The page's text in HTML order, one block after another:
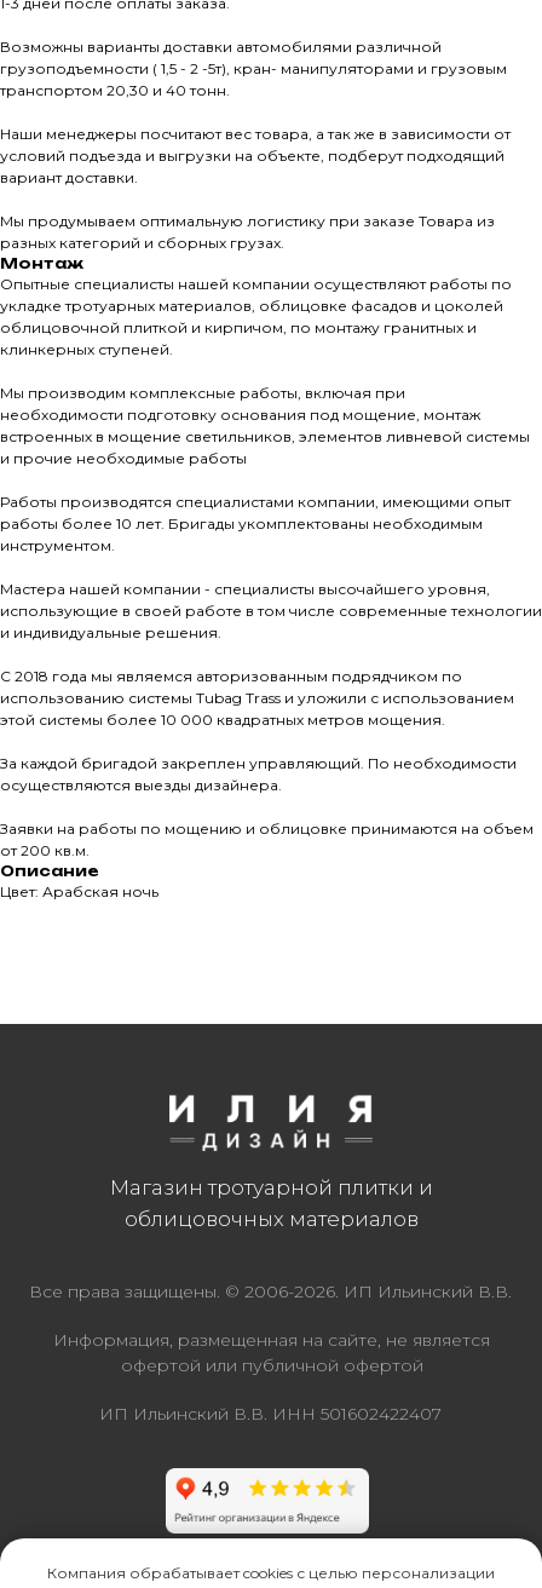
Возможны варианты доставки автомобилями различной
грузоподъемности ( 1,5 - 2 -5т), кран- манипуляторами и грузовым
транспортом 20,30 и 40 тонн.
Наши менеджеры посчитают вес товара, а так же в зависимости от
условий подъезда и выгрузки на объекте, подберут подходящий
вариант доставки.
Мы продумываем оптимальную логистику при заказе Товара из
разных категорий и сборных грузах.
Монтаж
Опытные специалисты нашей компании осуществляют работы по
укладке тротуарных материалов, облицовке фасадов и цоколей
облицовочной плиткой и кирпичом, по монтажу гранитных и
клинкерных ступеней.
Мы производим комплексные работы, включая при
необходимости подготовку основания под мощение, монтаж
встроенных в мощение светильников, элементов ливневой системы
и прочие необходимые работы
Работы производятся специалистами компании, имеющими опыт
работы более 10 лет. Бригады укомплектованы необходимым
инструментом.
Мастера нашей компании - специалисты высочайшего уровня,
использующие в своей работе в том числе современные технологии
и индивидуальные решения.
С 2018 года мы являемся авторизованным подрядчиком по
использованию системы Tubag Trass и уложили с использованием
этой системы более 10 000 квадратных метров мощения.
За каждой бригадой закреплен управляющий. По необходимости
осуществляются выезды дизайнера.
Заявки на работы по мощению и облицовке принимаются на объем
от 200 кв.м.
Описание
Цвет: Арабская ночь
ИП Ильинский В.В. ИНН 501602422407
Информация, размещенная на сайте, не является
Все права защищены. © 2006-2026. ИП Ильинский В.В.
Магазин тротуарной плитки и
облицовочных материалов
Правила обработки персональных данных
Уличные
Ступени и
Фасадные
Заборы
Компания обрабатывает cookies с целью персонализации